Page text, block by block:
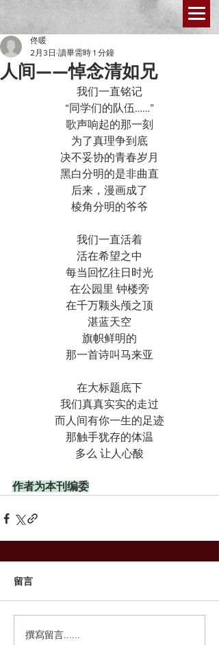
人间——悼念清如兄
佟暖
2月3日 讀畢需時 1 分鐘
我们一直铭记
“同学们的队伍……”
歌声响起的那一刻
为了真理争到底
决不妥协的青春岁月
黑白分明的是非曲直
后来，漫画成了
棱角分明的爷爷
我们一直活着
活在希望之中
每当回忆往日时光
在公园里 钟楼旁
在千万颗头颅之顶
湛蓝天空
旗帜鲜明的
那一首诗叫马来亚
在大标题底下
我们真真实实的走过
而人间有你一生的足迹
那触手犹存的体温
多么 让人心酸
作者为本刊编委
留言
撰寫留言......